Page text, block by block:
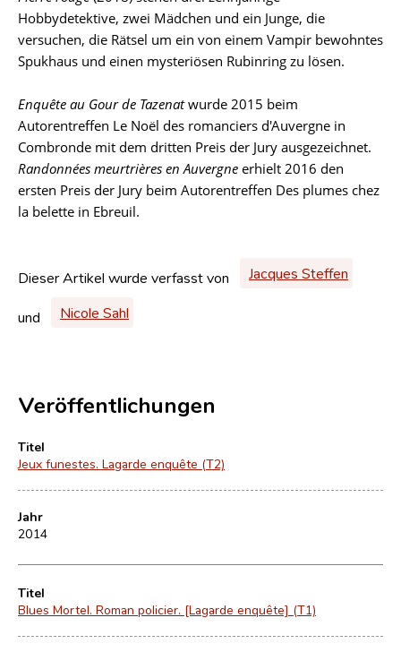
Hobbydetektive, zwei Mädchen und ein Junge, die
versuchen, die Rätsel um ein von einem Vampir bewohntes
Spukhaus und einen mysteriösen Rubinring zu lösen.
Enquête au Gour de Tazenatwurde 2015 beim
Autorentreffen Le Noël des romanciers d'Auvergne in
Combronde mit dem dritten Preis der Jury ausgezeichnet.
Randonnées meurtrières en Auvergne erhielt 2016 den
ersten Preis der Jury beim Autorentreffen Des plumes chez
la belette in Ebreuil.
Dieser Artikel wurde verfasst von Jacques Steffen
und Nicole Sahl
Veröffentlichungen
Titel
Jeux funestes. Lagarde enquête (T2)
Jahr
2014
Titel
Blues Mortel. Roman policier. [Lagarde enquête] (T1)